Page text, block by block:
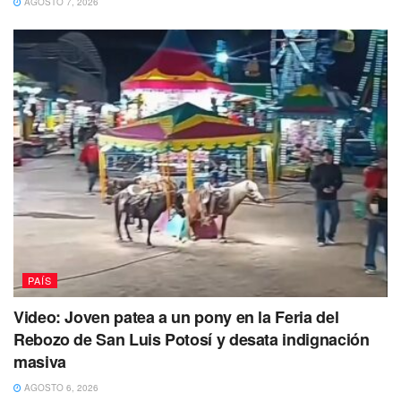
Reforma Eléctrica
El mandatario nacional aseveró que los legisladores
deberán decidir “sin medias tintas”. Tras hacer
remembranza de los logros obtenidos con la industria
petrolera en el país, es por ello que hizo un llamado a la
defensa a la industria eléctrica del país de los intereses de
las empresas privadas, de tal manera que dejó en claro a
los legisladores deberán de definir su postura sobre la
reforma constitucional en días próximos.
PAÍS
Video: Joven patea a un pony en la Feria del
Rebozo de San Luis Potosí y desata indignación
masiva
AGOSTO 6, 2026